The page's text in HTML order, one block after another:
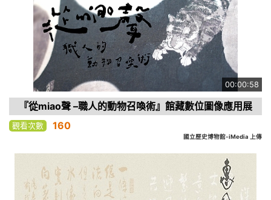
00:00:58
『從miao聲 –職人的動物召喚術』館藏數位圖像應用展
觀看次數 160
國立歷史博物館-iMedia 上傳